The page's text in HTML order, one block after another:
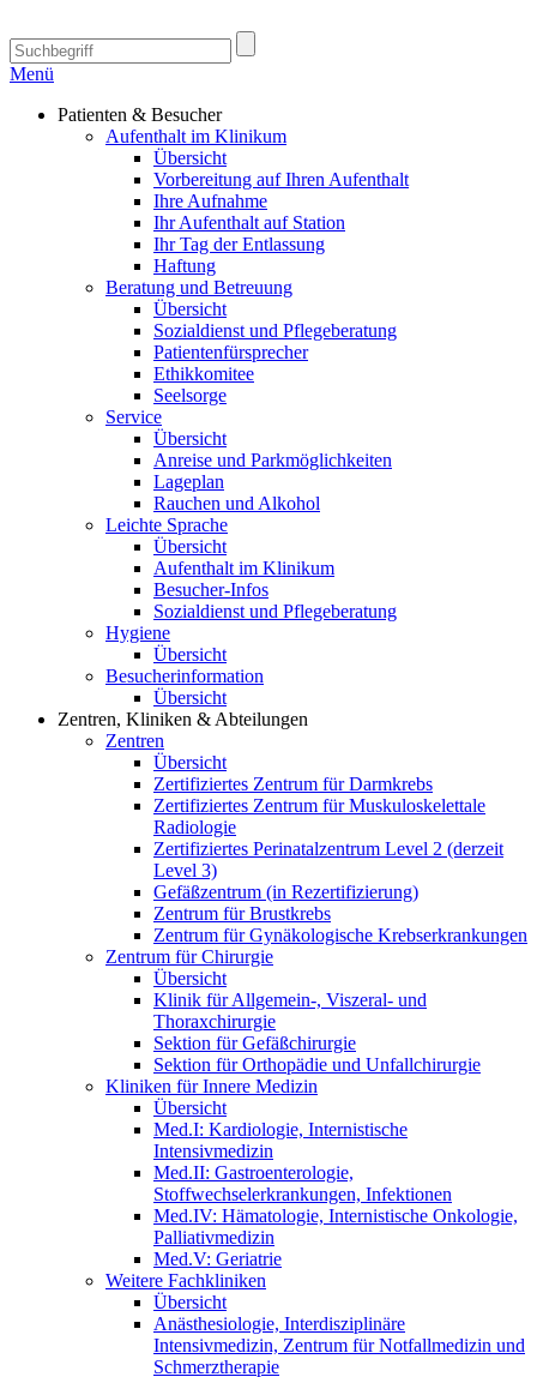
Menü
Patienten & Besucher
Aufenthalt im Klinikum
Übersicht
Vorbereitung auf Ihren Aufenthalt
Ihre Aufnahme
Ihr Aufenthalt auf Station
Ihr Tag der Entlassung
Haftung
Beratung und Betreuung
Übersicht
Sozialdienst und Pflegeberatung
Patientenfürsprecher
Ethikkomitee
Seelsorge
Service
Übersicht
Anreise und Parkmöglichkeiten
Lageplan
Rauchen und Alkohol
Leichte Sprache
Übersicht
Aufenthalt im Klinikum
Besucher-Infos
Sozialdienst und Pflegeberatung
Hygiene
Übersicht
Besucherinformation
Übersicht
Zentren, Kliniken & Abteilungen
Zentren
Übersicht
Zertifiziertes Zentrum für Darmkrebs
Zertifiziertes Zentrum für Muskuloskelettale
Radiologie
Zertifiziertes Perinatalzentrum Level 2 (derzeit
Level 3)
Gefäßzentrum (in Rezertifizierung)
Zentrum für Brustkrebs
Zentrum für Gynäkologische Krebserkrankungen
Zentrum für Chirurgie
Übersicht
Klinik für Allgemein-, Viszeral- und
Thoraxchirurgie
Sektion für Gefäßchirurgie
Sektion für Orthopädie und Unfallchirurgie
Kliniken für Innere Medizin
Übersicht
Med.I: Kardiologie, Internistische
Intensivmedizin
Med.II: Gastroenterologie,
Stoffwechselerkrankungen, Infektionen
Med.IV: Hämatologie, Internistische Onkologie,
Palliativmedizin
Med.V: Geriatrie
Weitere Fachkliniken
Übersicht
Anästhesiologie, Interdisziplinäre
Intensivmedizin, Zentrum für Notfallmedizin und
Schmerztherapie